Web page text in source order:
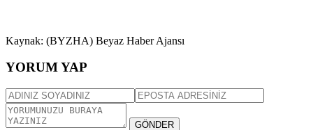
Kaynak: (BYZHA) Beyaz Haber Ajansı
YORUM YAP
GÖNDER